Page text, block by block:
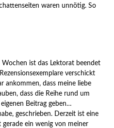
waren unnötig. So
ist das Lektorat beendet
verschickt
ankommen, dass meine liebe
dass die Reihe rund um
Beitrag geben…
geschrieben. Derzeit ist eine
ein wenig von meiner